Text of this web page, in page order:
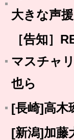
大きな声
［告知］
マスチャ
也ら
[長崎]高木
[新潟]加藤